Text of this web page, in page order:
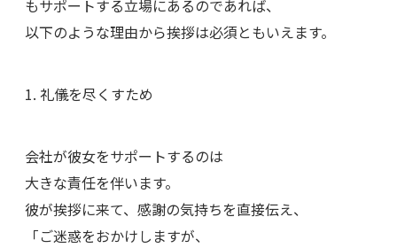
もサポートする立場にあるのであれば、
以下のような理由から挨拶は必須ともいえます。
1. 礼儀を尽くすため
会社が彼女をサポートするのは
大きな責任を伴います。
彼が挨拶に来て、感謝の気持ちを直接伝え、
「ご迷惑をおかけしますが、